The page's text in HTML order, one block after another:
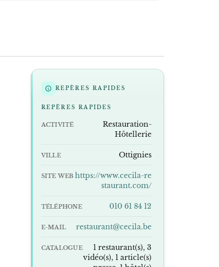
REPÈRES RAPIDES
REPÈRES RAPIDES
ACTIVITÉ
Restauration-
Hôtellerie
VILLE Ottignies
SITE WEB https://www.cecila-re
staurant.com/
TÉLÉPHONE 010 61 84 12
E-MAIL restaurant@cecila.be
CATALOGUE
1 restaurant(s), 3
vidéo(s), 1 article(s)